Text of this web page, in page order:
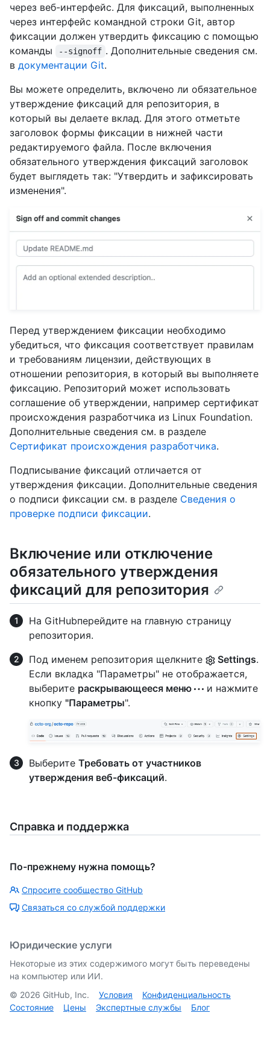
через веб-интерфейс. Для фиксаций, выполненных
через интерфейс командной строки Git, автор
фиксации должен утвердить фиксацию с помощью
команды
--signoff . Дополнительные сведения см.
в документации Git.
Вы можете определить, включено ли обязательное
утверждение фиксаций для репозитория, в
который вы делаете вклад. Для этого отметьте
заголовок формы фиксации в нижней части
редактируемого файла. После включения
обязательного утверждения фиксаций заголовок
будет выглядеть так: "Утвердить и зафиксировать
изменения".
Перед утверждением фиксации необходимо
убедиться, что фиксация соответствует правилам
и требованиям лицензии, действующих в
отношении репозитория, в который вы выполняете
фиксацию. Репозиторий может использовать
соглашение об утверждении, например сертификат
происхождения разработчика из Linux Foundation.
Дополнительные сведения см. в разделе
Сертификат происхождения разработчика.
Подписывание фиксаций отличается от
утверждения фиксации. Дополнительные сведения
о подписи фиксации см. в разделе Сведения о
проверке подписи фиксации.
Включение или отключение
обязательного утверждения
фиксаций для репозитория
На GitHubперейдите на главную страницу
репозитория.
Под именем репозитория щелкните
Settings.
Если вкладка "Параметры" не отображается,
выберите раскрывающееся меню
и нажмите
кнопку "Параметры".
Выберите Требовать от участников
утверждения веб-фиксаций.
Справка и поддержка
По-прежнему нужна помощь?
Спросите сообщество GitHub
Связаться со службой поддержки
Юридические услуги
Некоторые из этих содержимого могут быть переведены
на компьютер или ИИ.
© 2026 GitHub, Inc. Условия
Конфиденциальность
Состояние
Цены Экспертные службы Блог